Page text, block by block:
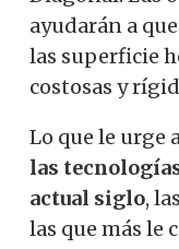
ayudarán a
las superficie
costosas y
Lo que le urge
las
actual siglo,
las que más le